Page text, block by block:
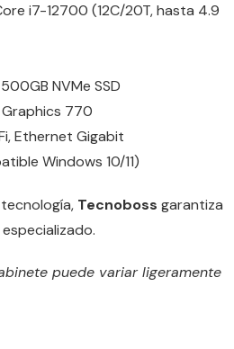
i7-12700 (12C/20T, hasta 4.9
500GB NVMe SSD
Graphics 770
Ethernet Gigabit
Windows 10/11)
Tecnoboss garantiza
puede variar ligeramente